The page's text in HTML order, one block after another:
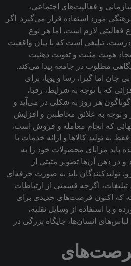
و فعالیت‌های اجتماعی‌،
مورد استفاده قرار ‌می‌گیرد‌. اگر
فعالیتی لازم است‌، اما هر نوع
تبلیغی است که با بیان واقعیت
هویت مثبت و تقویت ذهنیت
مطلوب در جامعه پیدا می‌کند.
جان اما گیرا‌، رسا و پویا‌، برای
که با توجه به شرایط‌، رقبا‌،
هر روز به شکلی در ‌می‌آید و
و توجه به علائق مخاطبین و افزایش
که انجام معامله و فروش است،
به تولید کالاها و ارائه خدمات با
باید مزایای محصولات خود را به
در ذهن آن‌ها تصویر مثبتی از
تولیدکنندگان باید به صورت حرفه‌ای
تبلیغات، اگرچه قسمتی از ارتباطات
که اکنون فرصت‌های جدیدی برای
و با استفاده از وسایل نقلیه،
انسان‌ها، جایگاه بزرگی در